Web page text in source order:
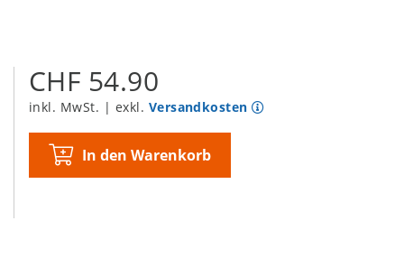
CHF 54.90
inkl. MwSt. | exkl. Versandkosten
In den Warenkorb